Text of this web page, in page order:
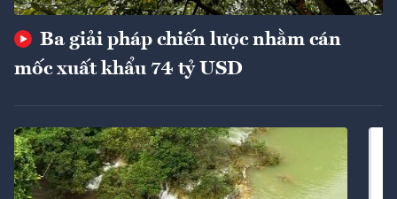
Ba giải pháp chiến lược nhằm cán
mốc xuất khẩu 74 tỷ USD